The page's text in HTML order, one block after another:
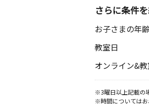
さらに条件
お子さまの年
教室日
オンライン&
※3曜日以上記載の
※時間についてはお